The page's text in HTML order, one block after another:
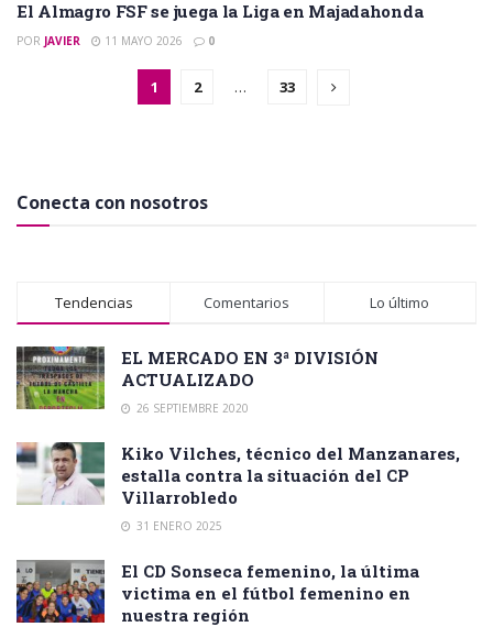
El Almagro FSF se juega la Liga en Majadahonda
POR JAVIER 11 MAYO 2026 0
1 2 … 33
Conecta con nosotros
Tendencias Comentarios Lo último
EL MERCADO EN 3ª DIVISIÓN
ACTUALIZADO
26 SEPTIEMBRE 2020
Kiko Vilches, técnico del Manzanares,
estalla contra la situación del CP
Villarrobledo
31 ENERO 2025
El CD Sonseca femenino, la última
victima en el fútbol femenino en
nuestra región